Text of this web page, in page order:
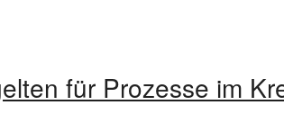
für Prozesse im